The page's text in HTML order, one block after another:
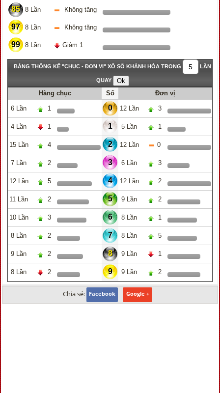
85 8 Lần Không tăng
97 8 Lần Không tăng
99 8 Lần Giảm 1
BẢNG THỐNG KÊ "CHỤC - ĐƠN VỊ" XỔ SỐ KHÁNH HÒA TRONG LẦN
QUAY
Hàng chục Số Đơn vị
6 Lần 1 0 12 Lần 3
4 Lần 1 1 5 Lần 1
15 Lần 4 2 12 Lần 0
7 Lần 2 3 6 Lần 3
12 Lần 5 4 12 Lần 2
11 Lần 2 5 9 Lần 2
10 Lần 3 6 8 Lần 1
8 Lần 2 7 8 Lần 5
9 Lần 2 8 9 Lần 1
8 Lần 2 9 9 Lần 2
Chia sẻ: Facebook Google +